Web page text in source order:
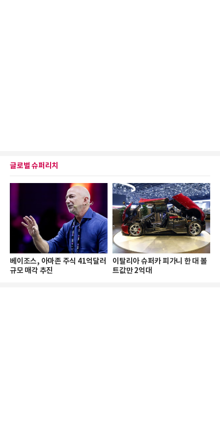
글로벌 슈퍼리치
베이조스, 아마존 주식 41억달러
규모 매각 추진
이탈리아 슈퍼카 피가니 한 대 볼
트값만 2억대